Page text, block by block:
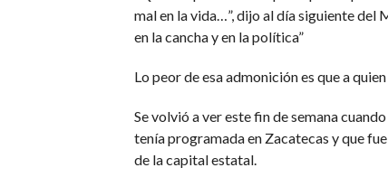
mal en la vida…”, dijo al día siguiente del
en la cancha y en la política”
Lo peor de esa admonición es que a
Se volvió a ver este fin de semana
tenía programada en Zacatecas y que
de la capital estatal.